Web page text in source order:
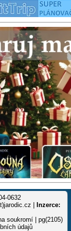
0632
|
Inzerce:
soukromí | pg(2105)
údajů